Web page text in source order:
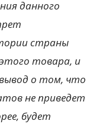
данного
страны
товара, и
о том, что
не приведет
будет